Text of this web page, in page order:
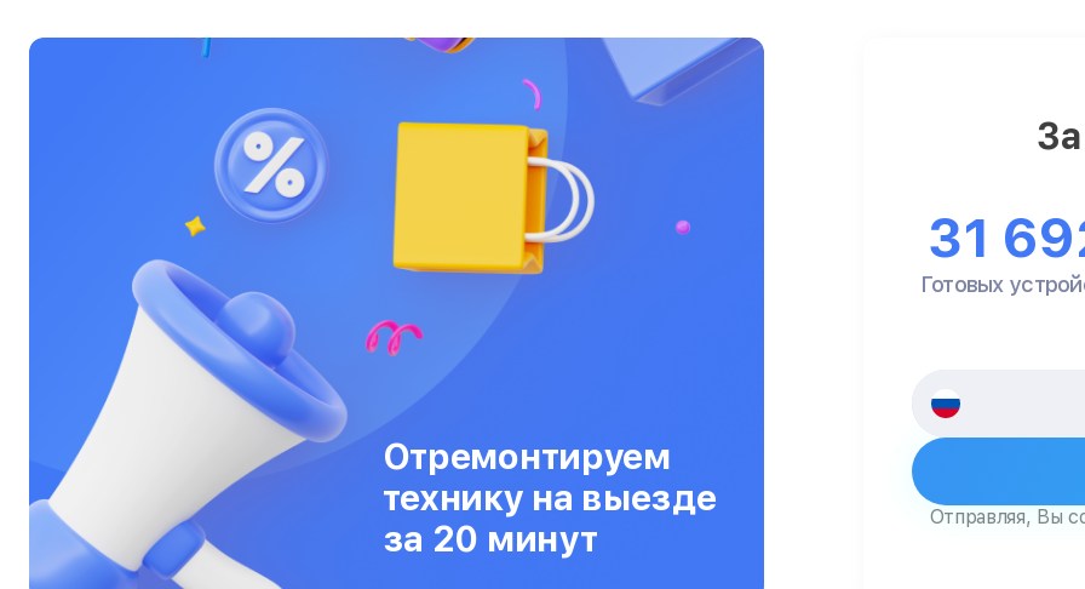
Телефоны
Фотоаппараты
Фотовспышки
Холодильники
Цифровые бинокли
Экшн-камеры
Электровелосипеды
Электросамокаты
Эхолоты
Отремонтируем
технику на выезде
за 20 минут
31
Готовых
Отправляя, Вы